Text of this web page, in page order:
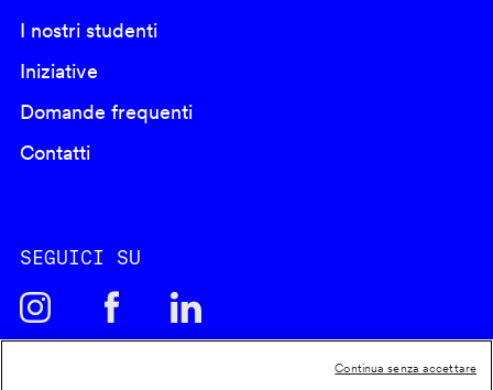
I nostri studenti
Iniziative
Domande frequenti
Contatti
SEGUICI SU
Continua senza accettare